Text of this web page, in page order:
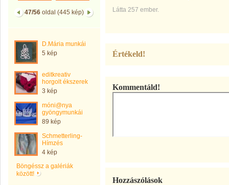
47/56 oldal (445 kép)
D.Mária munkái
5 kép
editkreativ
horgolt ékszerek
3 kép
móni@nya
gyöngymunkái
89 kép
Schmetterling-
Hímzés
4 kép
Böngéssz a galériák
között!
Látta 257 ember.
Értékeld!
Kommentáld!
Hozzászólások